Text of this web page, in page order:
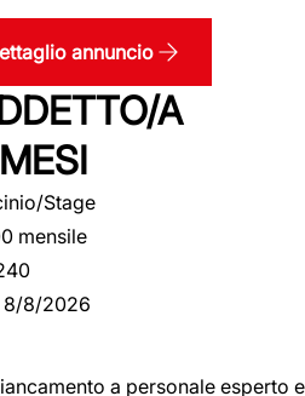
annuncio
A
Stage
mensile
8/8/2026
a personale esperto e